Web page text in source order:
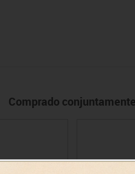
Comprado conjuntamente